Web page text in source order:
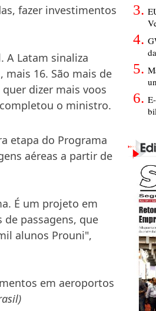
fazer investimentos
A Latam sinaliza
mais 16. São mais de
dizer mais voos
o ministro.
etapa do Programa
aéreas a partir de
É um projeto em
passagens, que
alunos Prouni",
em aeroportos